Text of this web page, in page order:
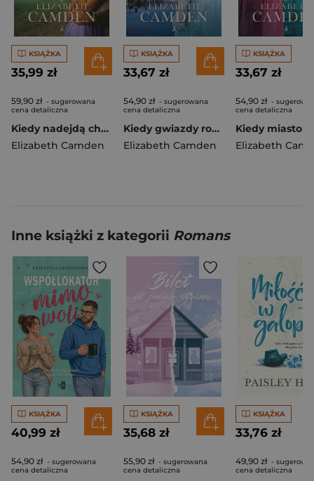
KSIĄŻKA
35,99 zł
59,90 zł - sugerowana
cena detaliczna
Kiedy nadejdą chmury. Kobiety ze Śródmieścia. Tom 3
Elizabeth Camden
KSIĄŻKA
33,67 zł
54,90 zł - sugerowana
cena detaliczna
Kiedy gwiazdy rozświetlają. Kobiety ze Śródmieścia. Tom 2
Elizabeth Camden
KSIĄŻKA
33,67 zł
54,90 zł -
cena detaliczna
Elizabeth
Inne książki z kategorii Romans
KSIĄŻKA
40,99 zł
54,90 zł - sugerowana
cena detaliczna
KSIĄŻKA
35,68 zł
55,90 zł - sugerowana
cena detaliczna
KSIĄŻKA
33,76 zł
49,90 zł -
cena detaliczna